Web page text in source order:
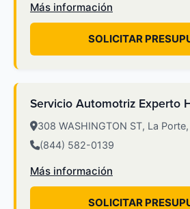
Más información
SOLICITAR
Servicio Automotriz Experto
308 WASHINGTON ST, La
(844) 582-0139
Más información
SOLICITAR